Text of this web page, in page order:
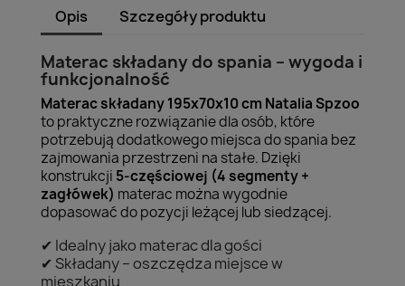
Opis Szczegóły produktu
Materac składany do spania – wygoda i
funkcjonalność
Materac składany 195x70x10 cm Natalia Spzoo
to praktyczne rozwiązanie dla osób, które
potrzebują dodatkowego miejsca do spania bez
zajmowania przestrzeni na stałe. Dzięki
konstrukcji 5-częściowej (4 segmenty +
zagłówek) materac można wygodnie
dopasować do pozycji leżącej lub siedzącej.
✔ Idealny jako materac dla gości
✔ Składany – oszczędza miejsce w
mieszkaniu